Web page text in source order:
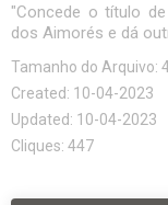
"Concede o título
dos Aimorés e dá
Tamanho do Arquivo:
Created: 10-04-2023
Updated: 10-04-2023
Cliques: 447